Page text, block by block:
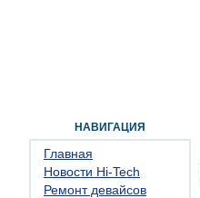
НАВИГАЦИЯ
Главная
Новости Hi-Tech
Ремонт девайсов